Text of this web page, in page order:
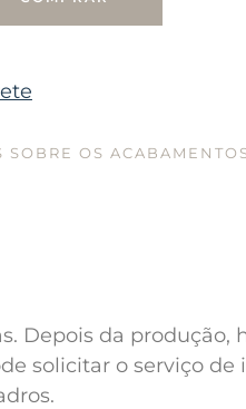
SOBRE OS
Depois da produção,
solicitar o serviço